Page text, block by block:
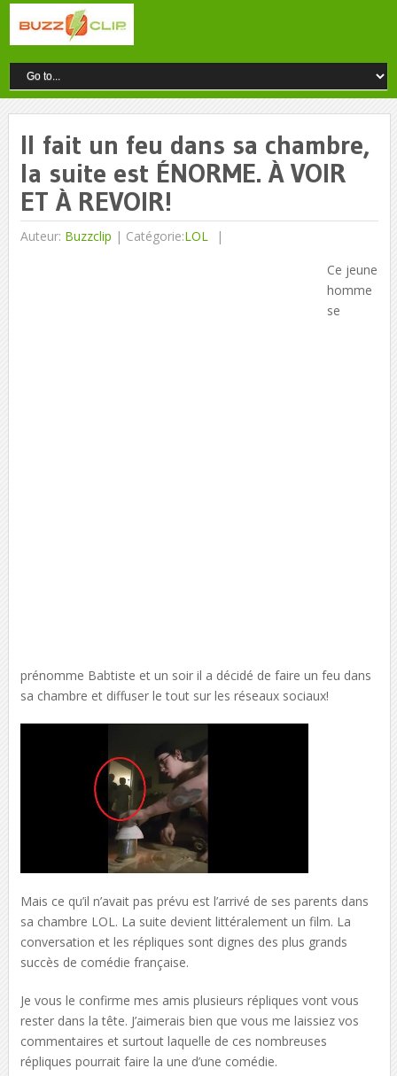
Il fait un feu dans sa chambre,
la suite est ÉNORME. À VOIR
ET À REVOIR!
Auteur: Buzzclip | Catégorie:LOL
Ce jeune
homme
se
prénomme Babtiste et un soir il a décidé de faire un feu dans
sa chambre et diffuser le tout sur les réseaux sociaux!
Mais ce qu’il n’avait pas prévu est l’arrivé de ses parents dans
sa chambre LOL. La suite devient littéralement un film. La
conversation et les répliques sont dignes des plus grands
succès de comédie française.
Je vous le confirme mes amis plusieurs répliques vont vous
rester dans la tête. J’aimerais bien que vous me laissiez vos
commentaires et surtout laquelle de ces nombreuses
répliques pourrait faire la une d’une comédie.